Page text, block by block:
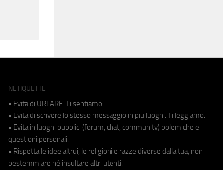
NETIQUETTE
• Evita di URLARE. Ti sentiamo.
• Evita di scrivere lo stesso messaggio in più luoghi. Ti leggiamo.
• Evita in luoghi pubblici (forum, chat, community) polemiche e
questioni personali.
• Rispetta le idee altrui, le religioni e razze diverse dalla tua, non
bestemmiare né insultare altri utenti.